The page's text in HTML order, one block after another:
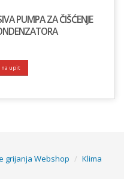
PUMPA ZA ČIŠĆENJE
na upit
grijanja Webshop
Klima